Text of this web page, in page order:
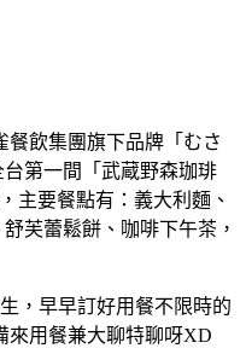
餐飲集團旗下品牌「むさ
第一間「武蔵野森珈琲
主要餐點有：義大利麵、
芙蕾鬆餅、咖啡下午茶，
，早早訂好用餐不限時的
來用餐兼大聊特聊呀XD